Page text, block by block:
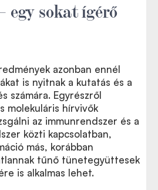
egy sokat ígérő
azonban ennél
is nyitnak a kutatás és a
számára. Egyrészről
molekuláris hírvivők
az immunrendszer és a
közti kapcsolatban,
más, korábban
tűnő tünetegyüttesek
is alkalmas lehet.